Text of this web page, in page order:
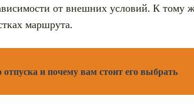
от внешних условий. К тому
маршрута.
и почему вам стоит его выбрать